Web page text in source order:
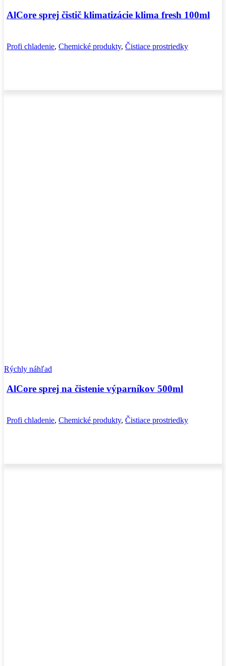
AlCore sprej čistič klimatizácie klima fresh 100ml
Profi chladenie, Chemické produkty, Čistiace prostriedky
Rýchly náhľad
AlCore sprej na čistenie výparníkov 500ml
Profi chladenie, Chemické produkty, Čistiace prostriedky